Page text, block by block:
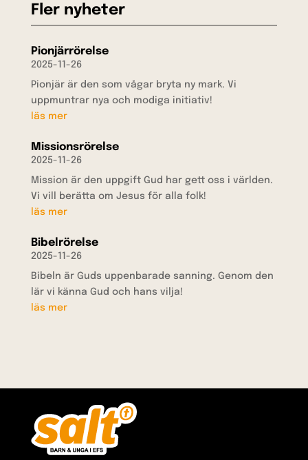
Fler nyheter
Pionjärrörelse
2025-11-26
Pionjär är den som vågar bryta ny mark. Vi
uppmuntrar nya och modiga initiativ!
läs mer
Missionsrörelse
2025-11-26
Mission är den uppgift Gud har gett oss i världen.
Vi vill berätta om Jesus för alla folk!
läs mer
Bibelrörelse
2025-11-26
Bibeln är Guds uppenbarade sanning. Genom den
lär vi känna Gud och hans vilja!
läs mer